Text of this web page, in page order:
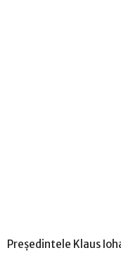
Președintele Klaus